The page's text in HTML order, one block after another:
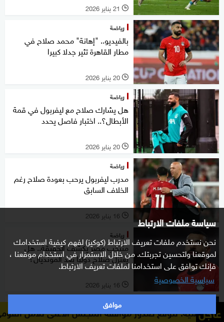
سياسة ملفات الارتباط
نحن نستخدم ملفات تعريف الارتباط (كوكيز) لفهم كيفية استخدامك
لموقعنا ولتحسين تجربتك. من خلال الاستمرار في استخدام موقعنا ،
فإنك توافق على استخدامنا لملفات تعريف الارتباط.
سياسية الخصوصية
موافق
l 21 يناير 2026
رياضة
بالفيديو.. "إهانة" محمد صلاح في
مطار القاهرة تثير جدلا كبيرا
l 20 يناير 2026
رياضة
هل يشارك صلاح مع ليفربول في قمة
الأبطال؟.. اختبار فاصل يحدد
l 20 يناير 2026
رياضة
مدرب ليفربول يرحب بعودة صلاح رغم
الخلاف السابق
l 16 يناير 2026
رياضة
منتخب مصر يكشف الحقيقة.. هل
يعتزل صلاح دوليا بعد المونديال؟
l 16 يناير 2026
رياضة
بين تصريح بيب ومطالب ليفربول.. ما عاجل
موافقة المجلس الأعلى للأمن القومي الإيراني على